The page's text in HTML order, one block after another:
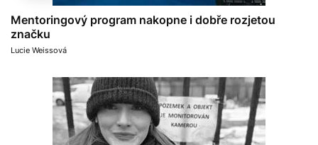
Mentoringový program nakopne i dobře rozjetou
značku
Lucie Weissová